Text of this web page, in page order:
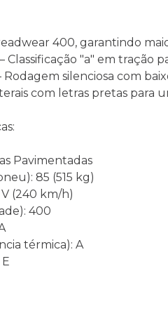
400, garantindo
Classificação "a" em tração
silenciosa com
com letras pretas para
Pavimentadas
85 (515 kg)
(240 km/h)
400
térmica): A